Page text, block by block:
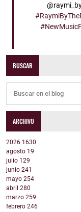
BUSCAR
ARCHIVO
2026 1630
agosto 19
julio 129
junio 241
mayo 254
abril 280
marzo 259
febrero 246